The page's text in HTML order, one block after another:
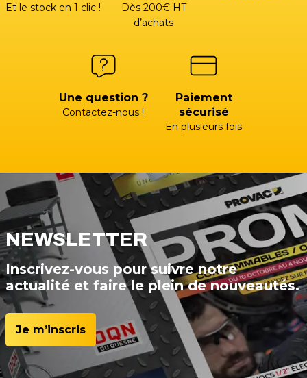
Et le stock en 1 clic !
Dès 200€ HT
d’achats
Une question ?
Contactez-nous !
Paiement
sécurisé
En plusieurs fois
NEWSLETTER
Inscrivez-vous pour suivre notre
actualité et faire le plein de nouveautés.
Je m’inscris